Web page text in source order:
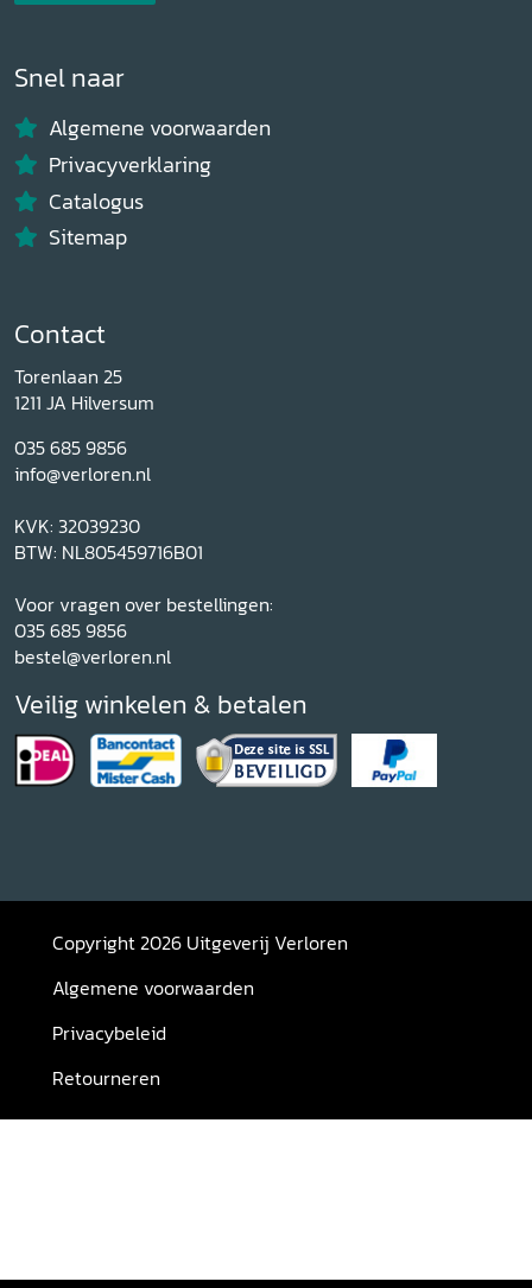
Snel naar
Algemene voorwaarden
Privacyverklaring
Catalogus
Sitemap
Contact
Torenlaan 25
1211 JA Hilversum
035 685 9856
info@verloren.nl
KVK: 32039230
BTW: NL805459716B01
Voor vragen over bestellingen:
035 685 9856
bestel@verloren.nl
Veilig winkelen & betalen
Copyright 2026 Uitgeverij Verloren
Algemene voorwaarden
Privacybeleid
Retourneren